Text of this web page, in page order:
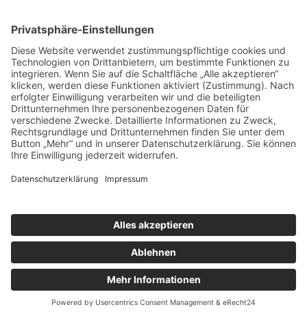
Die betroffene Person kann die Setzung von Cookies
durch unsere Internetseite jederzeit mittels einer
entsprechenden Einstellung des genutzten
Internetbrowsers verhindern und damit der Setzung
von Cookies dauerhaft widersprechen. Ferner können
bereits gesetzte Cookies jederzeit über einen
Internetbrowser oder andere Softwareprogramme
gelöscht werden. Dies ist in allen gängigen
Internetbrowsern möglich. Deaktiviert die betroffene
Person die Setzung von Cookies in dem genutzten
Funktionen unserer Internetseite vollumfänglich
nutzbar.
4. Erfassung von allgemeinen Daten und Informationen
Die Internetseite der Pfarreiengemeinschaft Utting-
Schondorf erfasst mit jedem Aufruf der Internetseite